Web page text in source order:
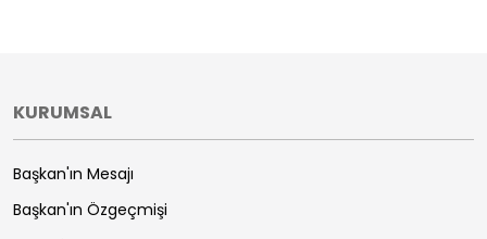
KURUMSAL
Başkan'ın Mesajı
Başkan'ın Özgeçmişi